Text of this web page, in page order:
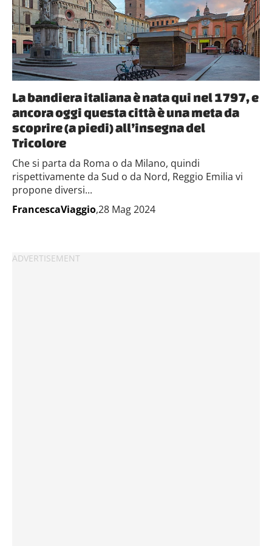
La bandiera italiana è nata qui nel 1797, e
ancora oggi questa città è una meta da
scoprire (a piedi) all’insegna del
Tricolore
Che si parta da Roma o da Milano, quindi
rispettivamente da Sud o da Nord, Reggio Emilia vi
propone diversi...
FrancescaViaggio,28 Mag 2024